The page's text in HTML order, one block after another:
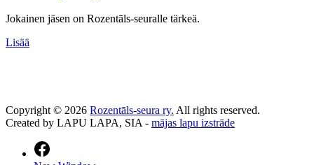
Jokainen jäsen on Rozentāls-seuralle tärkeä.
Lisää
Copyright © 2026 Rozentāls-seura ry. All rights reserved.
Created by LAPU LAPA, SIA - mājas lapu izstrāde